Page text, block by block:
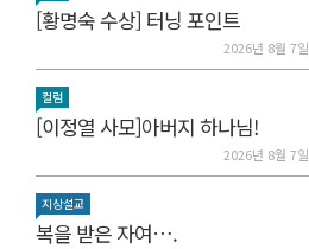
[황명숙 수상] 터닝 포인트
2026년 8월 7일
컬럼
[이정열 사모]아버지 하나님!
2026년 8월 7일
지상설교
복을 받은 자여….